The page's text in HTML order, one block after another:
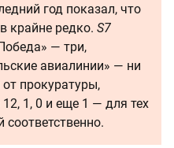
год показал, что
крайне редко. S7
— три,
авиалинии» — ни
прокуратуры,
1, 0 и еще 1 — для тех